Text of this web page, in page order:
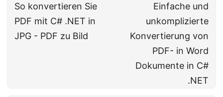
So konvertieren Sie
PDF mit C# .NET in
JPG - PDF zu Bild
Einfache und
unkomplizierte
Konvertierung von
PDF- in Word
Dokumente in C#
.NET